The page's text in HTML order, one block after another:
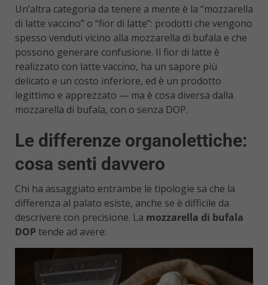
Un’altra categoria da tenere a mente è la “mozzarella
di latte vaccino” o “fior di latte”: prodotti che vengono
spesso venduti vicino alla mozzarella di bufala e che
possono generare confusione. Il fior di latte è
realizzato con latte vaccino, ha un sapore più
delicato e un costo inferiore, ed è un prodotto
legittimo e apprezzato — ma è cosa diversa dalla
mozzarella di bufala, con o senza DOP.
Le differenze organolettiche:
cosa senti davvero
Chi ha assaggiato entrambe le tipologie sa che la
differenza al palato esiste, anche se è difficile da
descrivere con precisione. La mozzarella di bufala
DOP tende ad avere: